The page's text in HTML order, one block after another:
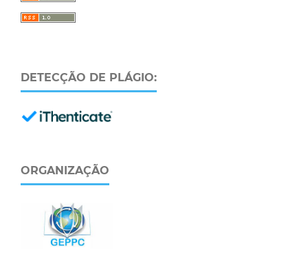
DETECÇÃO DE PLÁGIO:
ORGANIZAÇÃO